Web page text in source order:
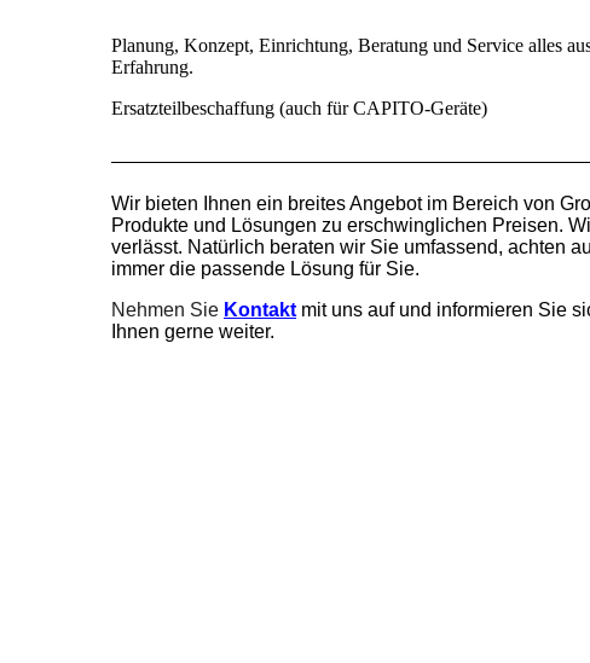
Planung, Konzept, Einrichtung, Beratung und Service alles
Erfahrung.
Ersatzteilbeschaffung (auch für CAPITO-Geräte)
Wir bieten Ihnen ein breites Angebot im Bereich von
Produkte und Lösungen zu erschwinglichen Preisen.
verlässt. Natürlich beraten wir Sie umfassend, achten
immer die passende Lösung für Sie.
Nehmen Sie Kontakt mit uns auf und informieren Sie
Ihnen gerne weiter.